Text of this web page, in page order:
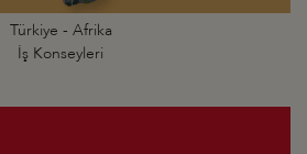
Türkiye - Afrika
İş Konseyleri